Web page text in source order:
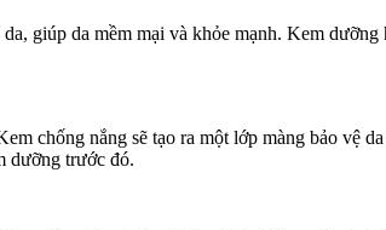
giúp da mềm mại và khỏe mạnh. Kem
chống nắng sẽ tạo ra một lớp màng bảo vệ
dưỡng trước đó.